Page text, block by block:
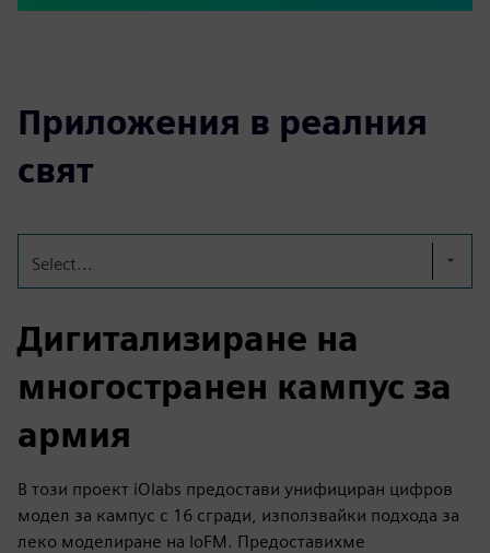
Приложения в реалния
свят
Select...
Дигитализиране на
многостранен кампус за
армия
В този проект iOlabs предостави унифициран цифров
модел за кампус с 16 сгради, използвайки подхода за
леко моделиране на IoFM. Предоставихме